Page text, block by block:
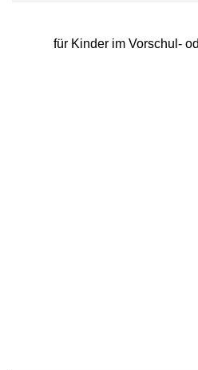
für Kinder im Vorschul-